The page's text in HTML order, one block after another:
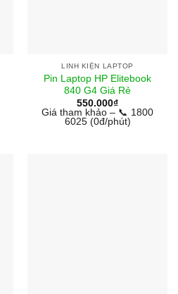
LINH KIỆN LAPTOP
Pin Laptop HP Elitebook
840 G4 Giá Rẻ
550.000₫
Giá tham khảo – 📞 1800
6025 (0đ/phút)